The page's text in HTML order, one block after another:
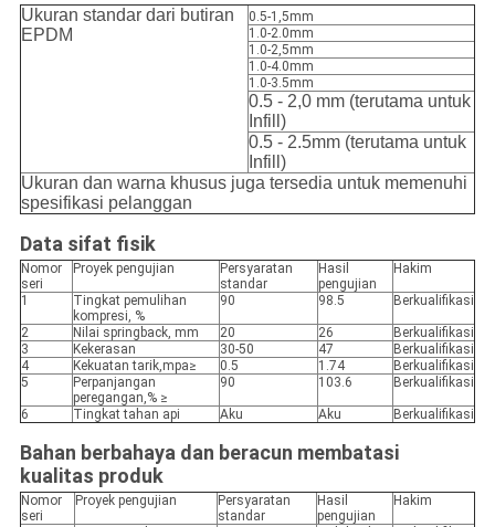
Ukuran standar dari butiran
EPDM
0.5-1,5mm
1.0-2.0mm
1.0-2,5mm
1.0-4.0mm
1.0-3.5mm
0.5 - 2,0 mm (terutama untuk
Infill)
0.5 - 2.5mm (terutama untuk
Infill)
Ukuran dan warna khusus juga tersedia untuk memenuhi
spesifikasi pelanggan
Data sifat fisik
Nomor
seri
Proyek pengujian
Persyaratan
standar
Hasil
pengujian
Hakim
1
Tingkat pemulihan
kompresi, %
90 98.5 Berkualifikasi
2 Nilai springback, mm 20 26
Berkualifikasi
3
Kekerasan 30-50 47
Berkualifikasi
4
Kekuatan tarik,mpa≥ 0.5 1.74
Berkualifikasi
5
Perpanjangan
peregangan,% ≥
90 103.6 Berkualifikasi
6 Tingkat tahan api Aku Aku Berkualifikasi
Bahan berbahaya dan beracun membatasi
kualitas produk
Nomor
seri
Proyek pengujian
Persyaratan
standar
Hasil
pengujian
Hakim